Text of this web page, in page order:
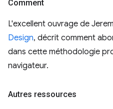
Comment
L'excellent ouvrage de
Design, décrit comment
dans cette méthodologie
navigateur.
Autres ressources